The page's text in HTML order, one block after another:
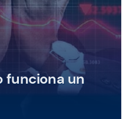
funciona un